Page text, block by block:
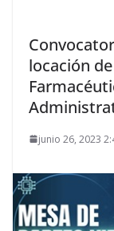
locación
junio 26, 2023